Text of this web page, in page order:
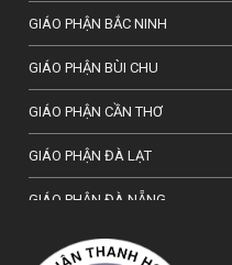
GIÁO PHẬN BẮC NINH
GIÁO PHẬN BÙI CHU
GIÁO PHẬN CẦN THƠ
GIÁO PHẬN ĐÀ LẠT
GIÁO PHẬN ĐÀ NẴNG
TỔNG GIÁO PHẬN HÀ NỘI